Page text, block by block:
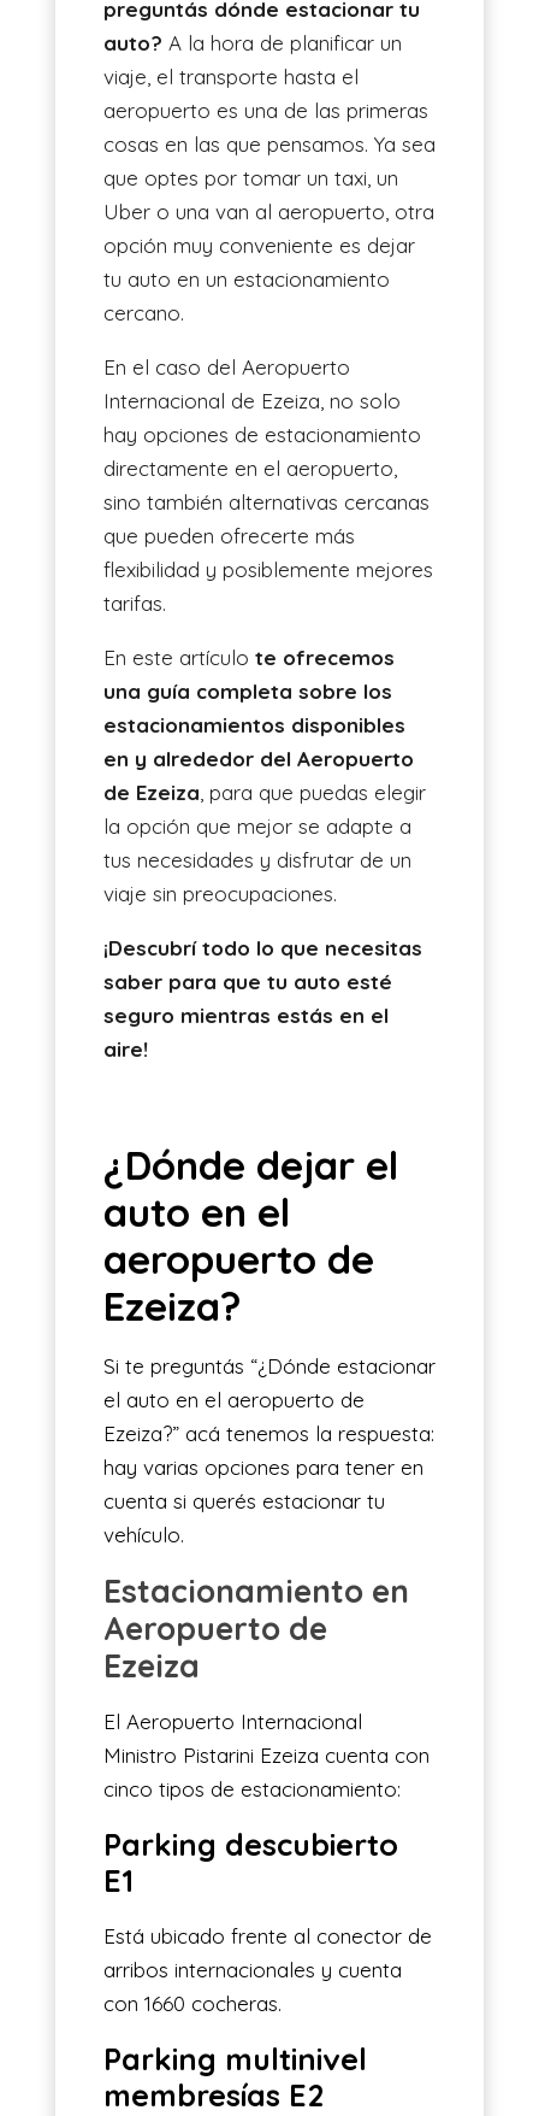
preguntás dónde estacionar tu
auto? A la hora de planificar un
viaje, el transporte hasta el
aeropuerto es una de las primeras
cosas en las que pensamos. Ya sea
que optes por tomar un taxi, un
Uber o una van al aeropuerto, otra
opción muy conveniente es dejar
tu auto en un estacionamiento
cercano.
En el caso del Aeropuerto
Internacional de Ezeiza, no solo
hay opciones de estacionamiento
directamente en el aeropuerto,
sino también alternativas cercanas
que pueden ofrecerte más
flexibilidad y posiblemente mejores
tarifas.
En este artículo te ofrecemos
una guía completa sobre los
estacionamientos disponibles
en y alrededor del Aeropuerto
de Ezeiza, para que puedas elegir
la opción que mejor se adapte a
tus necesidades y disfrutar de un
viaje sin preocupaciones.
¡Descubrí todo lo que necesitas
saber para que tu auto esté
seguro mientras estás en el
aire!
¿Dónde dejar el
auto en el
aeropuerto de
Ezeiza?
Si te preguntás “¿Dónde estacionar
el auto en el aeropuerto de
Ezeiza?” acá tenemos la respuesta:
hay varias opciones para tener en
cuenta si querés estacionar tu
vehículo.
Estacionamiento en
Aeropuerto de
Ezeiza
El Aeropuerto Internacional
Ministro Pistarini Ezeiza cuenta con
cinco tipos de estacionamiento:
Parking descubierto
E1
Está ubicado frente al conector de
arribos internacionales y cuenta
con 1660 cocheras.
Parking multinivel
membresías E2